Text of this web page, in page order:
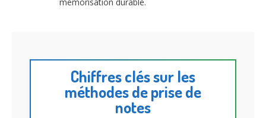
Chiffres clés sur les
méthodes de prise de
notes